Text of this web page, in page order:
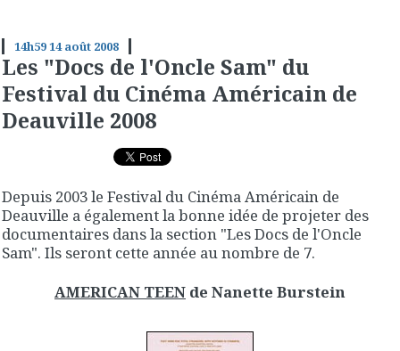
14h5914 août 2008
Les "Docs de l'Oncle Sam" du
Festival du Cinéma Américain de
Deauville 2008
Depuis 2003 le Festival du Cinéma Américain de
Deauville a également la bonne idée de projeter des
documentaires dans la section "Les Docs de l'Oncle
Sam". Ils seront cette année au nombre de 7.
AMERICAN TEEN de Nanette Burstein